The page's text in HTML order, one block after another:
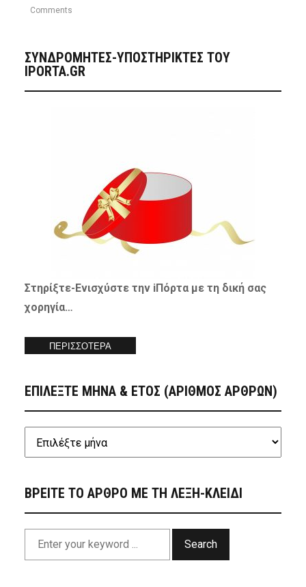
Comments
ΣΥΝΔΡΟΜΗΤΈΣ-ΥΠΟΣΤΗΡΙΚΤΈΣ ΤΟΥ
IPORTA.GR
Στηρίξτε- Ενισχύστετην iΠόρτα με τη δική σας
χορηγία…
ΠΕΡΙΣΣΟΤΕΡΑ
ΕΠΙΛΕΞΤΕ ΜΗΝΑ & ΕΤΟΣ (ΑΡΙΘΜΟΣ ΑΡΘΡΩΝ)
ΒΡΕΙΤΕ ΤΟ ΑΡΘΡΟ ΜΕ ΤΗ ΛΕΞΗ-ΚΛΕΙΔΙ
Search